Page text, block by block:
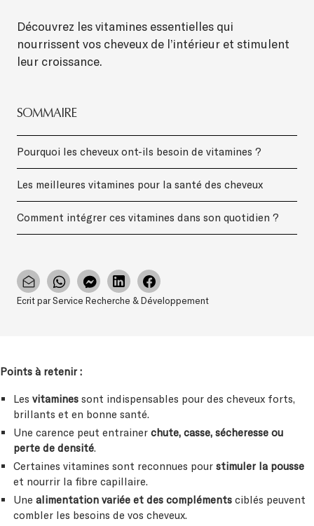
Découvrez les vitamines essentielles qui
nourrissent vos cheveux de l’intérieur et stimulent
leur croissance.
SOMMAIRE
Pourquoi les cheveux ont-ils besoin de vitamines ?
Les meilleures vitamines pour la santé des cheveux
Comment intégrer ces vitamines dans son quotidien ?
Ecrit par Service Recherche & Développement
Points à retenir :
Les vitamines sont indispensables pour des cheveux forts,
brillants et en bonne santé.
Une carence peut entrainer chute, casse, sécheresse ou
perte de densité.
Certaines vitamines sont reconnues pour stimuler la pousse
et nourrir la fibre capillaire.
Une alimentation variée et des complémentsciblés peuvent
combler les besoins de vos cheveux.